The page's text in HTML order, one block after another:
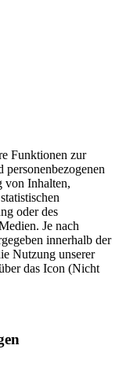
Funktionen zur
von Inhalten,
oder des
Je nach
innerhalb der
Nutzung unserer
das Icon (Nicht